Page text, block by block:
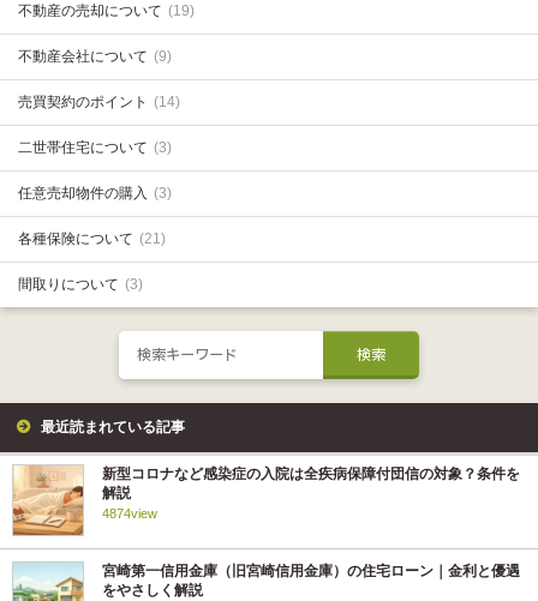
不動産の売却について (19)
不動産会社について (9)
売買契約のポイント (14)
二世帯住宅について (3)
任意売却物件の購入 (3)
各種保険について (21)
間取りについて (3)
最近読まれている記事
新型コロナなど感染症の入院は全疾病保障付団信の対象？条件を
解説
4874view
宮崎第一信用金庫（旧宮崎信用金庫）の住宅ローン｜金利と優遇
をやさしく解説